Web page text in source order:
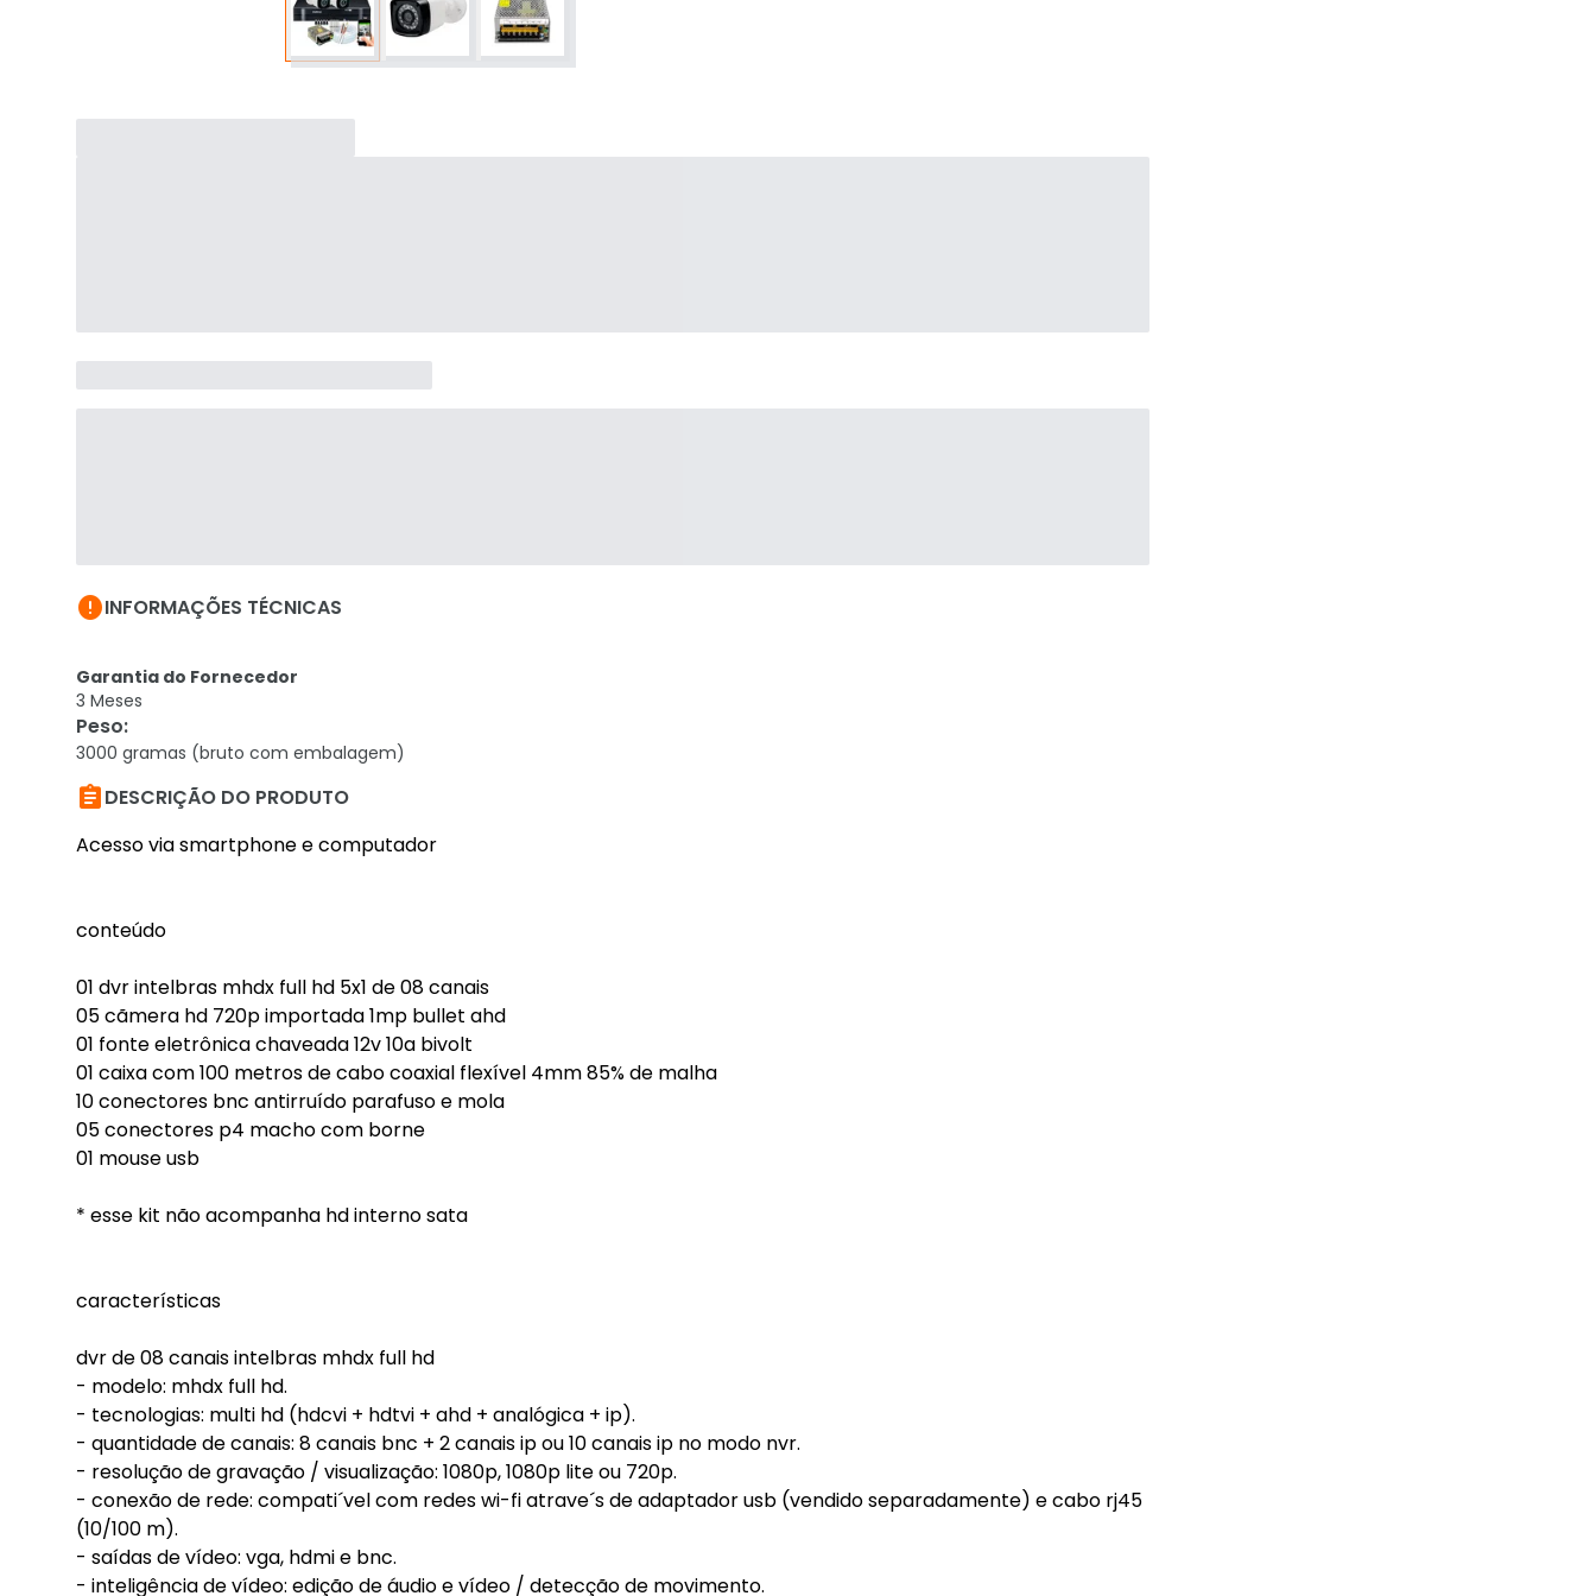
INFORMAÇÕES TÉCNICAS
Garantia do Fornecedor
3 Meses
Peso:
3000 gramas (bruto com embalagem)
DESCRIÇÃO DO PRODUTO
Acesso via smartphone e computador
conteúdo
01 dvr intelbras mhdx full hd 5x1 de 08 canais
05 cãmera hd 720p importada 1mp bullet ahd
01 fonte eletrônica chaveada 12v 10a bivolt
01 caixa com 100 metros de cabo coaxial flexível 4mm 85% de malha
10 conectores bnc antirruído parafuso e mola
05 conectores p4 macho com borne
01 mouse usb
* esse kit não acompanha hd interno sata
características
dvr de 08 canais intelbras mhdx full hd
- modelo: mhdx full hd.
- tecnologias: multi hd (hdcvi + hdtvi + ahd + analógica + ip).
- quantidade de canais: 8 canais bnc + 2 canais ip ou 10 canais ip no modo nvr.
- resolução de gravação / visualização: 1080p, 1080p lite ou 720p.
- conexão de rede: compati´vel com redes wi-fi atrave´s de adaptador usb (vendido separadamente) e cabo rj45
(10/100 m).
- saídas de vídeo: vga, hdmi e bnc.
- inteligência de vídeo: edição de áudio e vídeo / detecção de movimento.